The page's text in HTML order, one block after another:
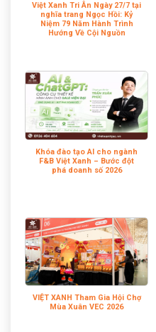
Việt Xanh Tri Ân Ngày 27/7 tại
nghĩa trang Ngọc Hồi: Kỷ
Niệm 79 Năm Hành Trình
Hướng Về Cội Nguồn
Khóa đào tạo AI cho ngành
F&B Việt Xanh – Bước đột
phá doanh số 2026
VIỆT XANH Tham Gia Hội Chợ
Mùa Xuân VEC 2026